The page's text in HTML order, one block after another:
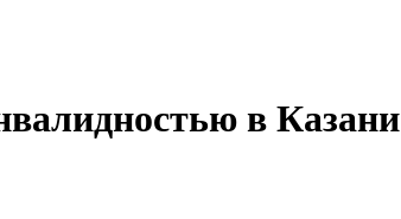
в Казани